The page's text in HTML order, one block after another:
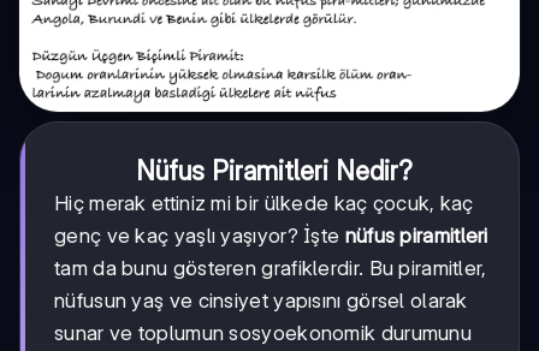
Nüfus Piramitleri Nedir?
Hiç merak ettiniz mi bir ülkede kaç çocuk, kaç
genç ve kaç yaşlı yaşıyor? İşte nüfus piramitleri
tam da bunu gösteren grafiklerdir. Bu piramitler,
nüfusun yaş ve cinsiyet yapısını görsel olarak
sunar ve toplumun sosyoekonomik durumunu